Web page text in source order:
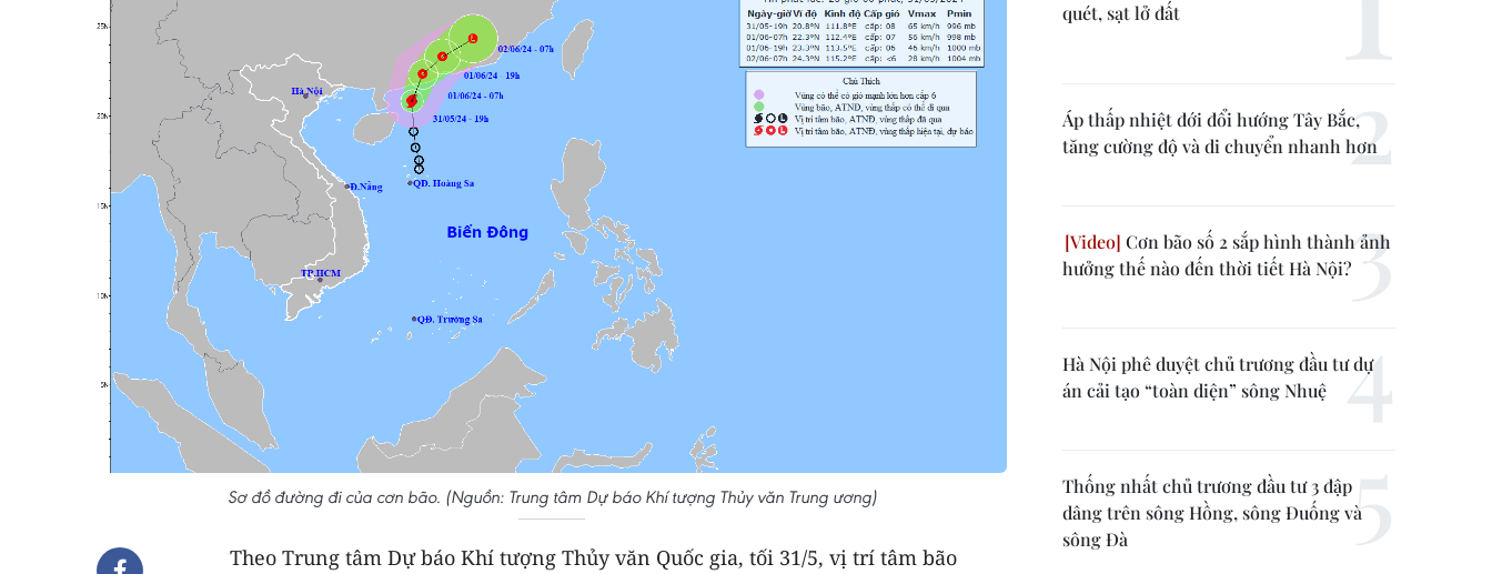
Sơ đồ đường đi của cơn bão. (Nguồn: Trung tâm Dự báo Khí tượng Thủy văn Trung ương)
Theo Trung tâm Dự báo Khí tượng Thủy văn Quốc gia, tối 31/5, vị trí tâm bão
quét, sạt lở đất
Áp thấp nhiệt đới đổi hướng Tây Bắc,
tăng cường độ và di chuyển nhanh hơn
Cơn bão số 2 sắp hình thành ảnh
hưởng thế nào đến thời tiết Hà Nội?
Hà Nội phê duyệt chủ trương đầu tư dự
án cải tạo “toàn diện” sông Nhuệ
Thống nhất chủ trương đầu tư 3 đập
dâng trên sông Hồng, sông Đuống và
sông Đà